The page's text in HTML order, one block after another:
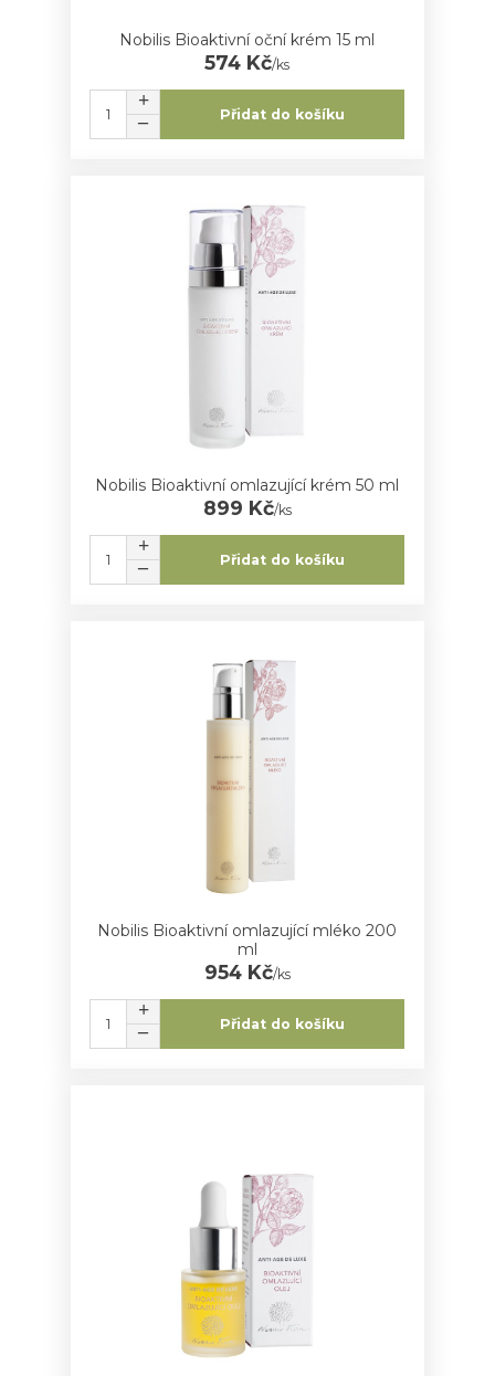
Nobilis Bioaktivní oční krém 15 ml
574 Kč/ks
Přidat do košíku
Nobilis Bioaktivní omlazující krém 50 ml
899 Kč/ks
Přidat do košíku
Nobilis Bioaktivní omlazující mléko 200
ml
954 Kč/ks
Přidat do košíku